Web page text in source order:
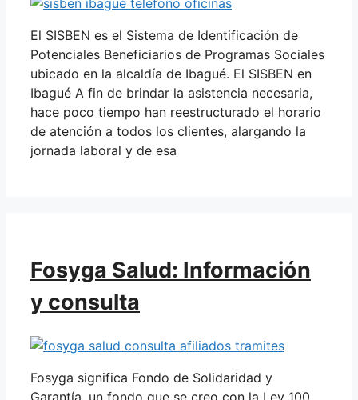
El SISBEN es el Sistema de Identificación de
Potenciales Beneficiarios de Programas Sociales
ubicado en la alcaldía de Ibagué. El SISBEN en
Ibagué A fin de brindar la asistencia necesaria,
hace poco tiempo han reestructurado el horario
de atención a todos los clientes, alargando la
jornada laboral y de esa
Fosyga Salud: Información
y consulta
Fosyga significa Fondo de Solidaridad y